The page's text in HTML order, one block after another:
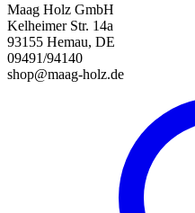
Maag Holz GmbH
Kelheimer Str. 14a
93155 Hemau, DE
09491/94140
shop@maag-holz.de